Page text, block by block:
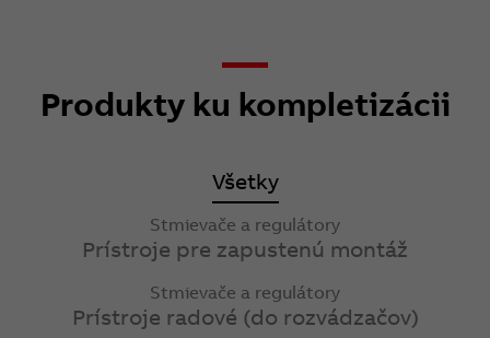
Produkty ku kompletizácii
Všetky
Stmievače a regulátory
Prístroje pre zapustenú montáž
Stmievače a regulátory
Prístroje radové (do rozvádzačov)